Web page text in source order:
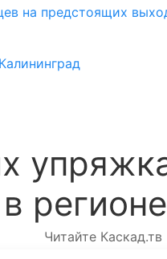
на предстоящих
регионе
Читайте Каскад.тв